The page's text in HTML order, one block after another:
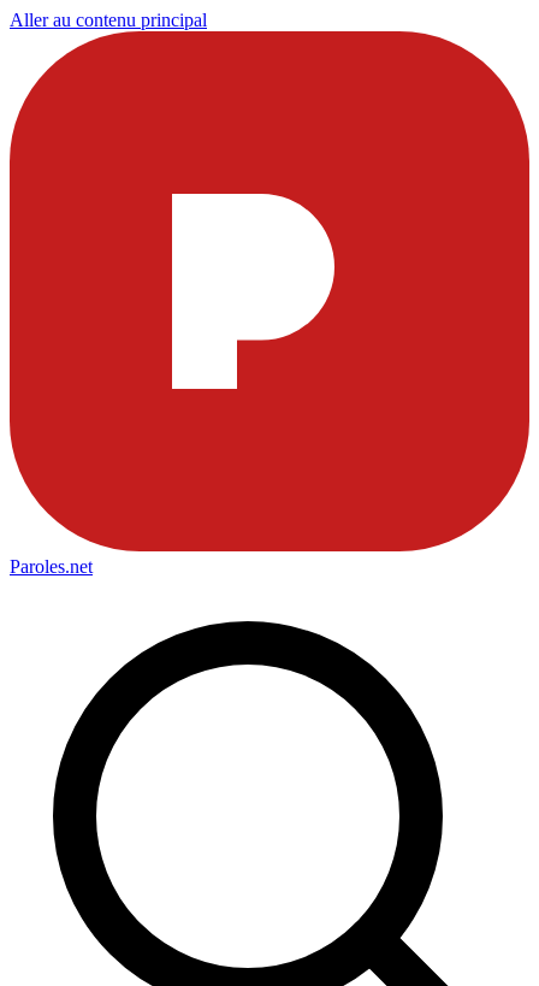
Aller au contenu principal
Paroles.net